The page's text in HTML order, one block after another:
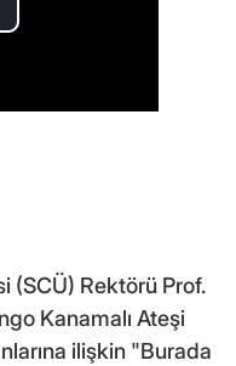
(SCÜ) Rektörü Prof.
Kanamalı Ateşi
ilişkin "Burada